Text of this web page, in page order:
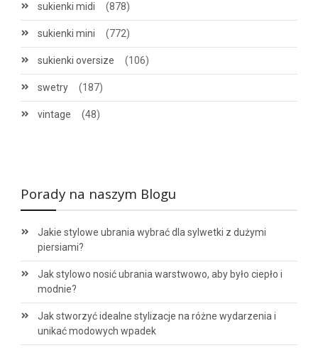
sukienki midi (878)
sukienki mini (772)
sukienki oversize (106)
swetry (187)
vintage (48)
Porady na naszym Blogu
Jakie stylowe ubrania wybrać dla sylwetki z dużymi
piersiami?
Jak stylowo nosić ubrania warstwowo, aby było ciepło i
modnie?
Jak stworzyć idealne stylizacje na różne wydarzenia i
unikać modowych wpadek